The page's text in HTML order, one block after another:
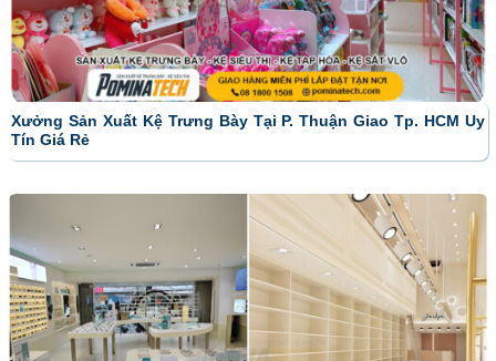
Xưởng Sản Xuất Kệ Trưng Bày Tại P. Thuận Giao Tp. HCM Uy
Tín Giá Rẻ